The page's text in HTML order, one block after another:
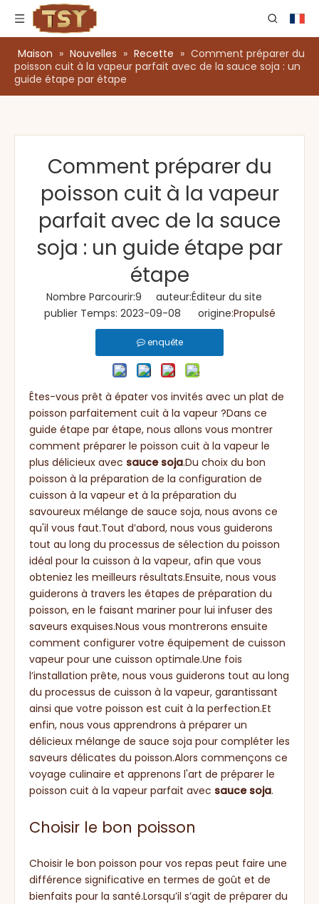
Maison » Nouvelles » Recette » Comment préparer du
poisson cuit à la vapeur parfait avec de la sauce soja : un
guide étape par étape
Comment préparer du
poisson cuit à la vapeur
parfait avec de la sauce
soja : un guide étape par
étape
Nombre Parcourir:9 auteur:Éditeur du site
publier Temps: 2023-09-08 origine:Propulsé
enquête
Êtes-vous prêt à épater vos invités avec un plat de
poisson parfaitement cuit à la vapeur ?Dans ce
guide étape par étape, nous allons vous montrer
comment préparer le poisson cuit à la vapeur le
plus délicieux avec sauce soja.Du choix du bon
poisson à la préparation de la configuration de
cuisson à la vapeur et à la préparation du
savoureux mélange de sauce soja, nous avons ce
qu'il vous faut.Tout d’abord, nous vous guiderons
tout au long du processus de sélection du poisson
idéal pour la cuisson à la vapeur, afin que vous
obteniez les meilleurs résultats.Ensuite, nous vous
guiderons à travers les étapes de préparation du
poisson, en le faisant mariner pour lui infuser des
saveurs exquises.Nous vous montrerons ensuite
comment configurer votre équipement de cuisson
vapeur pour une cuisson optimale.Une fois
l’installation prête, nous vous guiderons tout au long
du processus de cuisson à la vapeur, garantissant
ainsi que votre poisson est cuit à la perfection.Et
enfin, nous vous apprendrons à préparer un
délicieux mélange de sauce soja pour compléter les
saveurs délicates du poisson.Alors commençons ce
voyage culinaire et apprenons l'art de préparer le
poisson cuit à la vapeur parfait avec sauce soja.
Choisir le bon poisson
Choisir le bon poisson pour vos repas peut faire une
différence significative en termes de goût et de
bienfaits pour la santé.Lorsqu’il s’agit de préparer du